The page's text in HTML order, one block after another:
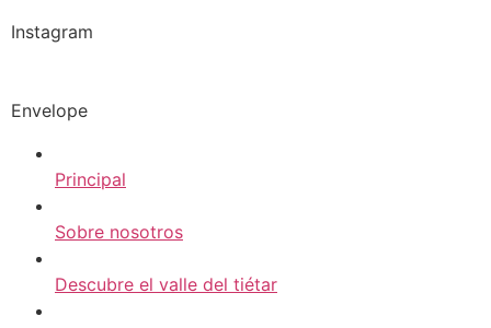
Instagram
Envelope
Principal
Sobre nosotros
Descubre el valle del tiétar